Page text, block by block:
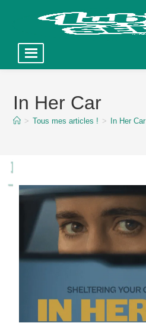
contentIn Her Car
> Tous mes articles ! > In Her Car